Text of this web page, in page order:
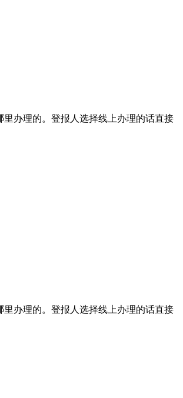
办理的。登报人选择线上办理的话直接
办理的。登报人选择线上办理的话直接